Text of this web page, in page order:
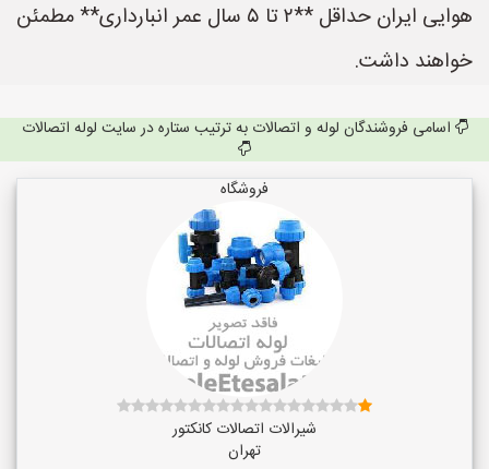
هوایی ایران حداقل **۲ تا ۵ سال عمر انبارداری** مطمئن
خواهند داشت.
اسامی فروشندگان لوله و اتصالات به ترتیب ستاره در سایت لوله اتصالات
فروشگاه
شیرالات اتصالات کانکتور
تهران